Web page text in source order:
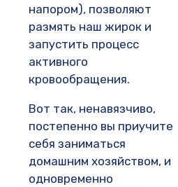
напором), позволяют
размять наш жирок и
запустить процесс
активного
кровообращения.
Вот так, ненавязчиво,
постепенно вы приучите
себя заниматься
домашним хозяйством, и
одновременно